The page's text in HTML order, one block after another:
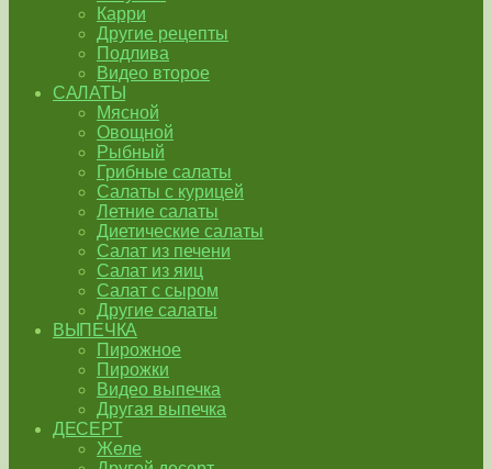
Карри
Другие рецепты
Подлива
Видео второе
САЛАТЫ
Мясной
Овощной
Рыбный
Грибные салаты
Салаты с курицей
Летние салаты
Диетические салаты
Салат из печени
Салат из яиц
Салат с сыром
Другие салаты
ВЫПЕЧКА
Пирожное
Пирожки
Видео выпечка
Другая выпечка
ДЕСЕРТ
Желе